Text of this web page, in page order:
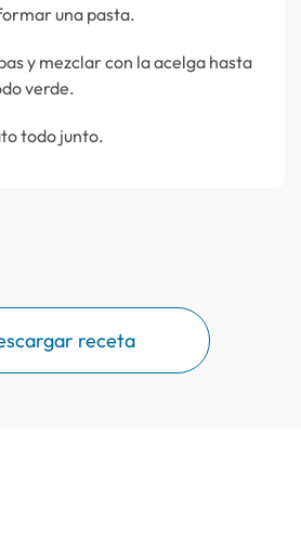
una pasta.
y mezclar con la acelga hasta
verde.
todo junto.
receta